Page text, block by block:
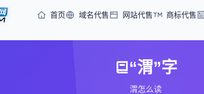
首页 域名代售 网站代售 商标代售
“渭”字
渭怎么读